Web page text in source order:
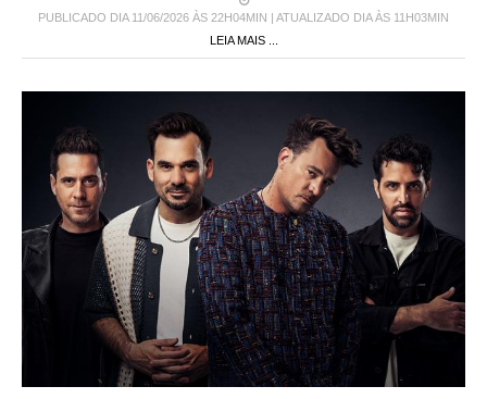
PUBLICADO DIA 11/06/2026 ÀS 22H04MIN | ATUALIZADO DIA ÀS 11H03MIN
LEIA MAIS ...